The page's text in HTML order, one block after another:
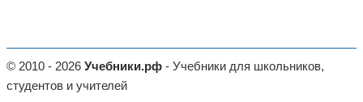
© 2010 - 2026 Учебники.рф - Учебники для школьников,
студентов и учителей